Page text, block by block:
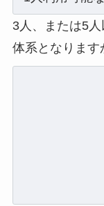
3人、または5
体系となります